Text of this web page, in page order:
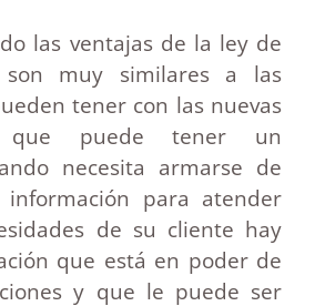
las ventajas de la ley de
son muy similares a las
tener con las nuevas
que puede tener un
necesita armarse de
información para atender
de su cliente hay
que está en poder de
y que le puede ser